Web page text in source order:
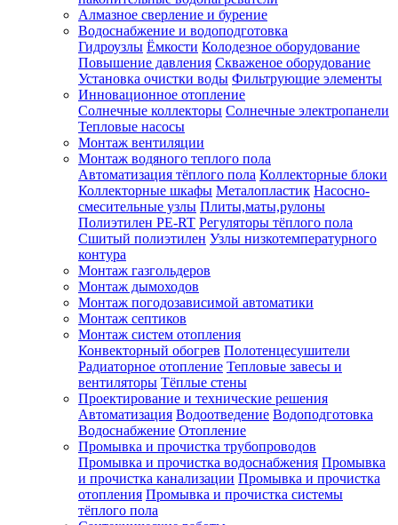
Алмазное сверление и бурение
Водоснабжение и водоподготовка
Гидроузлы Ёмкости Колодезное оборудование
Повышение давления Скваженое оборудование
Установка очистки воды Фильтрующие элементы
Инновационное отопление
Солнечные коллекторы Солнечные электропанели
Тепловые насосы
Монтаж вентиляции
Монтаж водяного теплого пола
Автоматизация тёплого пола Коллекторные блоки
Коллекторные шкафы Металопластик Насосно-
смесительные узлы Плиты,маты,рулоны
Полиэтилен PE-RT Регуляторы тёплого пола
Сшитый полиэтилен Узлы низкотемпературного
контура
Монтаж газгольдеров
Монтаж дымоходов
Монтаж погодозависимой автоматики
Монтаж септиков
Монтаж систем отопления
Конвекторный обогрев Полотенцесушители
Радиаторное отопление Тепловые завесы и
вентиляторы Тёплые стены
Проектирование и технические решения
Автоматизация Водоотведение Водоподготовка
Водоснабжение Отопление
Промывка и прочистка трубопроводов
Промывка и прочистка водоснабжения Промывка
и прочистка канализации Промывка и прочистка
отопления Промывка и прочистка системы
тёплого пола